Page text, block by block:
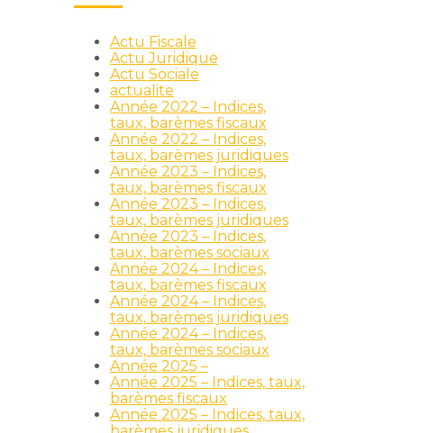
Actu Fiscale
Actu Juridique
Actu Sociale
actualite
Année 2022 – Indices,
taux, barèmes fiscaux
Année 2022 – Indices,
taux, barèmes juridiques
Année 2023 – Indices,
taux, barèmes fiscaux
Année 2023 – Indices,
taux, barèmes juridiques
Année 2023 – Indices,
taux, barèmes sociaux
Année 2024 – Indices,
taux, barèmes fiscaux
Année 2024 – Indices,
taux, barèmes juridiques
Année 2024 – Indices,
taux, barèmes sociaux
Année 2025 –
Année 2025 – Indices, taux,
barèmes fiscaux
Année 2025 – Indices, taux,